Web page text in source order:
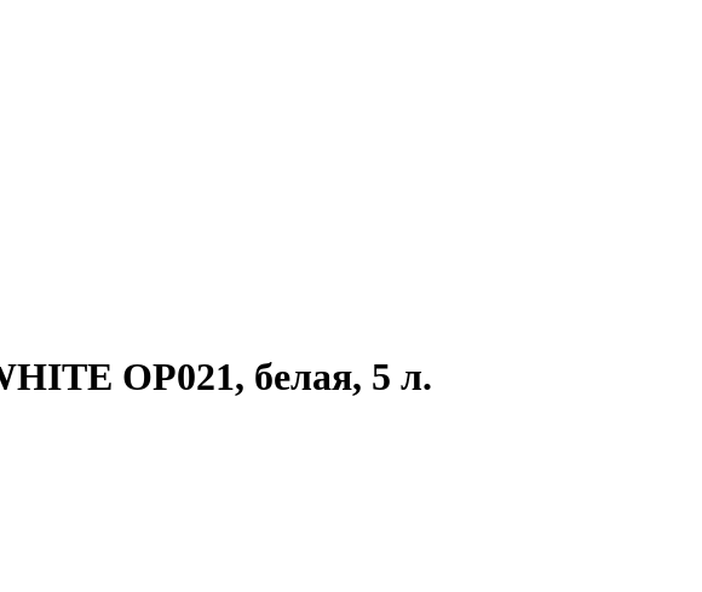
OP021, белая, 5 л.